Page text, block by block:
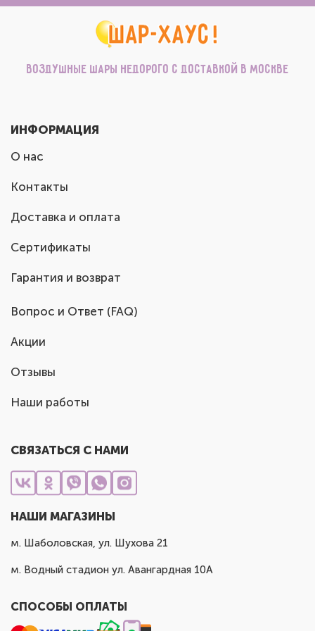
Воздушные шары недорого с доставкой в Москве
ИНФОРМАЦИЯ
О нас
Контакты
Доставка и оплата
Сертификаты
Гарантия и возврат
Вопрос и Ответ (FAQ)
Акции
Отзывы
Наши работы
СВЯЗАТЬСЯ С НАМИ
НАШИ МАГАЗИНЫ
м. Шаболовская, ул. Шухова 21
м. Водный стадион ул. Авангардная 10А
СПОСОБЫ ОПЛАТЫ